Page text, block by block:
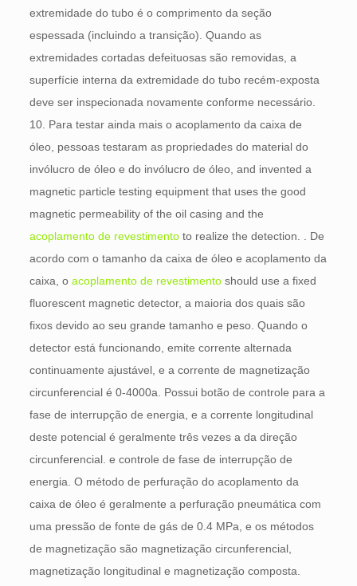
extremidade do tubo é o comprimento da seção
espessada (incluindo a transição). Quando as
extremidades cortadas defeituosas são removidas, a
superfície interna da extremidade do tubo recém-exposta
deve ser inspecionada novamente conforme necessário.
10. Para testar ainda mais o acoplamento da caixa de
óleo, pessoas testaram as propriedades do material do
invólucro de óleo e do invólucro de óleo, and invented a
magnetic particle testing equipment that uses the good
magnetic permeability of the oil casing and the
acoplamento de revestimento to realize the detection . . De
acordo com o tamanho da caixa de óleo e acoplamento da
caixa, o acoplamento de revestimento should use a fixed
fluorescent magnetic detector, a maioria dos quais são
fixos devido ao seu grande tamanho e peso. Quando o
detector está funcionando, emite corrente alternada
continuamente ajustável, e a corrente de magnetização
circunferencial é 0-4000a. Possui botão de controle para a
fase de interrupção de energia, e a corrente longitudinal
deste potencial é geralmente três vezes a da direção
circunferencial. e controle de fase de interrupção de
energia. O método de perfuração do acoplamento da
caixa de óleo é geralmente a perfuração pneumática com
uma pressão de fonte de gás de 0.4 MPa, e os métodos
de magnetização são magnetização circunferencial,
magnetização longitudinal e magnetização composta.